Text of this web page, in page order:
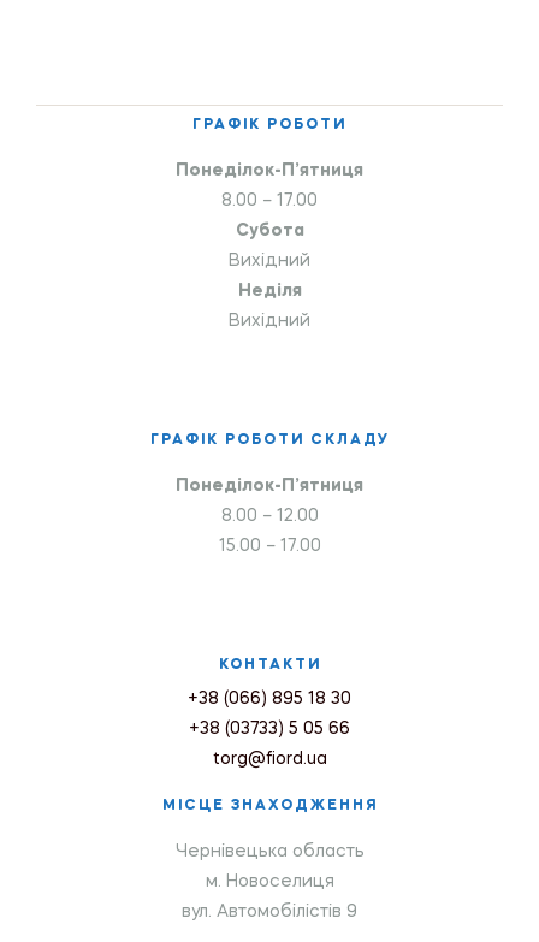
ГРАФІК РОБОТИ
Понеділок-П’ятниця
8.00 – 17.00
Субота
Вихідний
Неділя
Вихідний
ГРАФІК РОБОТИ СКЛАДУ
Понеділок-П’ятниця
8.00 – 12.00
15.00 – 17.00
КОНТАКТИ
+38 (066) 895 18 30
+38 (03733) 5 05 66
torg@fiord.ua
МІСЦЕ ЗНАХОДЖЕННЯ
Чернівецька область
м. Новоселиця
вул. Автомобілістів 9